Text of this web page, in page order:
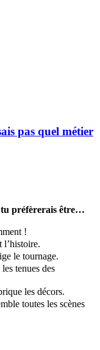
pas quel métier
préfèrerais être…
!
l’histoire.
le tournage.
tenues des
les décors.
toutes les scènes